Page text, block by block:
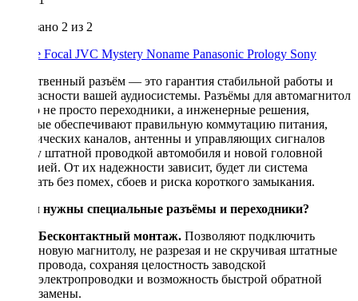
Показано 2 из 2
Alpine Focal JVC Mystery Noname Panasonic Prology Sony
Качественный разъём — это гарантия стабильной работы и
безопасности вашей аудиосистемы. Разъёмы для автомагнитол
— это не просто переходники, а инженерные решения,
которые обеспечивают правильную коммутацию питания,
акустических каналов, антенны и управляющих сигналов
между штатной проводкой автомобиля и новой головной
станцией. От их надежности зависит, будет ли система
работать без помех, сбоев и риска короткого замыкания.
Зачем нужны специальные разъёмы и переходники?
Бесконтактный монтаж. Позволяют подключить
новую магнитолу, не разрезая и не скручивая штатные
провода, сохраняя целостность заводской
электропроводки и возможность быстрой обратной
замены.